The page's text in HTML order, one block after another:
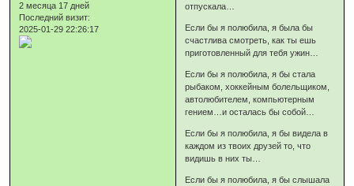
2 месяца 17 дней
Последний визит:
2025-01-29 22:26:17
отпускала…
Если бы я полюбила, я была бы
счастлива смотреть, как ты ешь
приготовленный для тебя ужин…
Если бы я полюбила, я бы стала
рыбаком, хоккейным болельщиком,
автолюбителем, компьютерным
гением…и осталась бы собой…
Если бы я полюбила, я бы видела в
каждом из твоих друзей то, что
видишь в них ты…
Если бы я полюбила, я бы слышала